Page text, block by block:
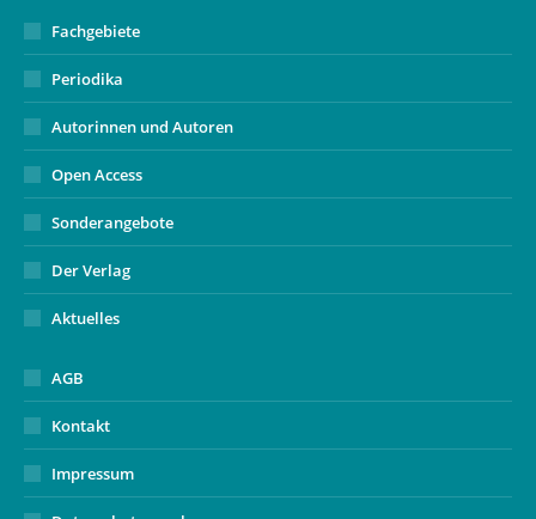
Fachgebiete
Periodika
Autorinnen und Autoren
Open Access
Sonderangebote
Der Verlag
Aktuelles
AGB
Kontakt
Impressum